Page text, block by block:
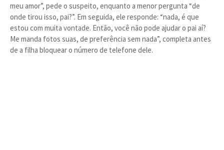
meu amor”, pede o suspeito, enquanto a menor pergunta “de
onde tirou isso, pai?”. Em seguida, ele responde: “nada, é que
estou com muita vontade. Então, você não pode ajudar o pai aí?
Me manda fotos suas, de preferência sem nada”, completa antes
de a filha bloquear o número de telefone dele.